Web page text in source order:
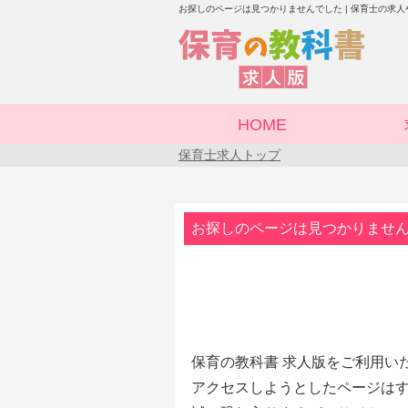
お探しのページは見つかりませんでした | 保育士の求
HOME
保育士求人トップ
お探しのページは見つかりませ
保育の教科書 求人版をご利用い
アクセスしようとしたページは